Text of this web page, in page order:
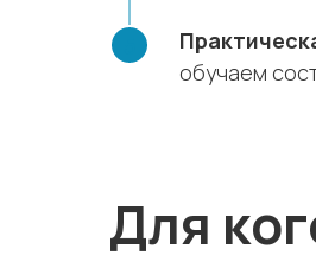
обучаем
Для